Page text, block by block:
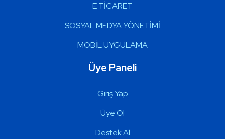
E TİCARET
SOSYAL MEDYA YÖNETİMİ
MOBİL UYGULAMA
Üye Paneli
Giriş Yap
Üye Ol
Destek Al